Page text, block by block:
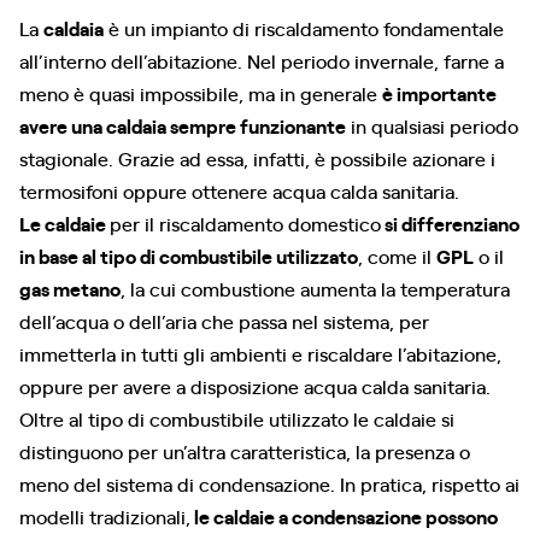
Lacaldaiaè un impianto di riscaldamento fondamentale
all’interno dell’abitazione. Nel periodo invernale, farne a
meno è quasi impossibile, ma in generaleè importante
avere una caldaia sempre funzionante in qualsiasi periodo
stagionale. Grazie ad essa, infatti, è possibile azionare i
termosifoni oppure ottenere acqua calda sanitaria.
Le caldaieper il riscaldamento domesticosi differenziano
in base al tipo di combustibile utilizzato , come il GPLo il
gas metano , la cui combustione aumenta la temperatura
dell’acqua o dell’aria che passa nel sistema, per
immetterla in tutti gli ambienti e riscaldare l’abitazione,
oppure per avere a disposizione acqua calda sanitaria.
Oltre al tipo di combustibile utilizzato le caldaie si
distinguono per un’altra caratteristica, la presenza o
meno del sistema di condensazione. In pratica, rispetto ai
modelli tradizionali, le caldaie a condensazione possono